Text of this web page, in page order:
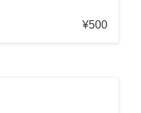
¥500